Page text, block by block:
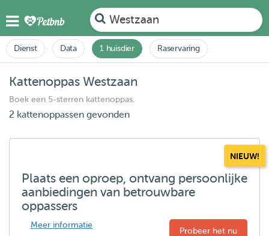
Westzaan
Dienst Data 1 huisdier Raservaring
Kattenoppas Westzaan
Boek een 5-sterren kattenoppas.
2 kattenoppassen gevonden
NIEUW!
Plaats een oproep, ontvang persoonlijke
aanbiedingen van betrouwbare
oppassers
Meer informatie
Probeer het nu